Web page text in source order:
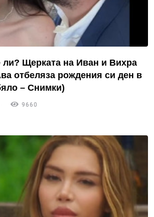
ли? Щерката на Иван и Вихра
отбеляза рождения си ден в
– Снимки)
9660